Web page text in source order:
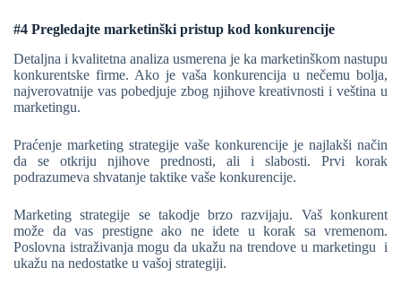
#4 Pregledajte marketinški pristup kod konkurencije
Detaljna i kvalitetna analiza usmerena je ka marketinškom nastupu
konkurentske firme. Ako je vaša konkurencija u nečemu bolja,
najverovatnije vas pobedjuje zbog njihove kreativnosti i veština u
marketingu.
Praćenje marketing strategije vaše konkurencije je najlakši način
da se otkriju njihove prednosti, ali i slabosti. Prvi korak
podrazumeva shvatanje taktike vaše konkurencije.
Marketing strategije se takodje brzo razvijaju. Vaš konkurent
može da vas prestigne ako ne idete u korak sa vremenom.
Poslovna istraživanja mogu da ukažu na trendove u marketingu i
ukažu na nedostatke u vašoj strategiji.